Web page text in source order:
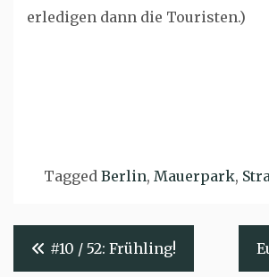
erledigen dann die Touristen.)
Tagged Berlin, Mauerpark,
Beitragsnavigation
#10 / 52: Frühling!